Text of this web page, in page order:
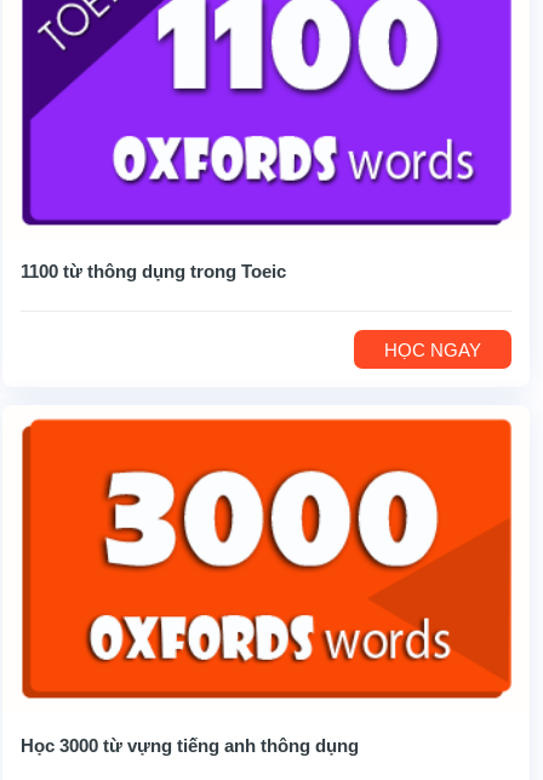
1100 từ thông dụng trong Toeic
HỌC NGAY
Học 3000 từ vựng tiếng anh thông dụng